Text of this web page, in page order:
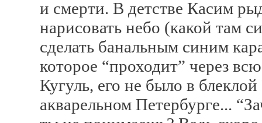
и смерти. В детстве Касим
нарисовать небо (какой там
сделать банальным синим
которое “проходит” через
Кугуль, его не было в
акварельном Петербурге...